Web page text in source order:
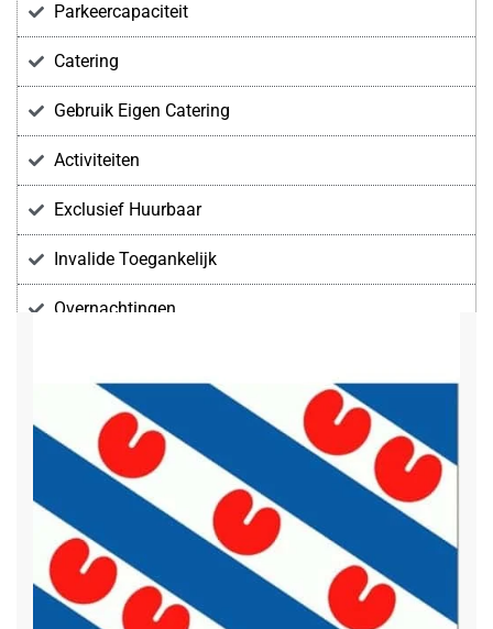
Parkeercapaciteit
Catering
Gebruik Eigen Catering
Activiteiten
Exclusief Huurbaar
Invalide Toegankelijk
Overnachtingen